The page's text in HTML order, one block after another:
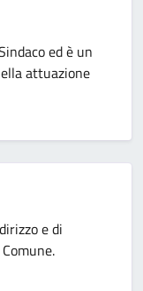
ed è un
attuazione
e di